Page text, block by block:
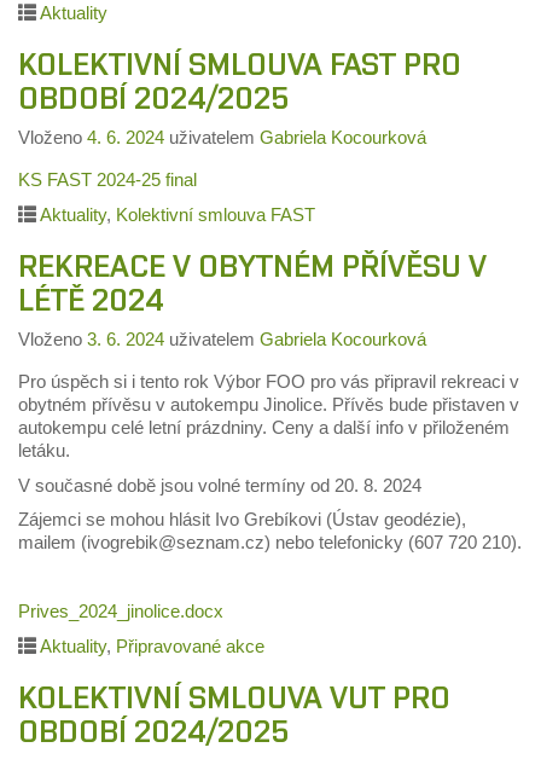
Aktuality
KOLEKTIVNÍ SMLOUVA FAST PRO
OBDOBÍ 2024/2025
Vloženo 4. 6. 2024 uživatelem Gabriela Kocourková
KS FAST 2024-25 final
Aktuality, Kolektivní smlouva FAST
REKREACE V OBYTNÉM PŘÍVĚSU V
LÉTĚ 2024
Vloženo 3. 6. 2024 uživatelem Gabriela Kocourková
Pro úspěch si i tento rok Výbor FOO pro vás připravil rekreaci v
obytném přívěsu v autokempu Jinolice. Přívěs bude přistaven v
autokempu celé letní prázdniny. Ceny a další info v přiloženém
letáku.
V současné době jsou volné termíny od 20. 8. 2024
Zájemci se mohou hlásit Ivo Grebíkovi (Ústav geodézie),
mailem (ivogrebik@seznam.cz) nebo telefonicky (607 720 210).
Prives_2024_jinolice.docx
Aktuality, Připravované akce
KOLEKTIVNÍ SMLOUVA VUT PRO
OBDOBÍ 2024/2025